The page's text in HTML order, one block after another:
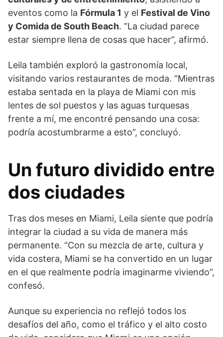
eventos como la Fórmula 1 y el Festival de Vino
y Comida de South Beach. “La ciudad parece
estar siempre llena de cosas que hacer”, afirmó.
Leila también exploró la gastronomía local,
visitando varios restaurantes de moda. “Mientras
estaba sentada en la playa de Miami con mis
lentes de sol puestos y las aguas turquesas
frente a mí, me encontré pensando una cosa:
podría acostumbrarme a esto”, concluyó.
Un futuro dividido entre
dos ciudades
Tras dos meses en Miami, Leila siente que podría
integrar la ciudad a su vida de manera más
permanente. “Con su mezcla de arte, cultura y
vida costera, Miami se ha convertido en un lugar
en el que realmente podría imaginarme viviendo”,
confesó.
Aunque su experiencia no reflejó todos los
desafíos del año, como el tráfico y el alto costo